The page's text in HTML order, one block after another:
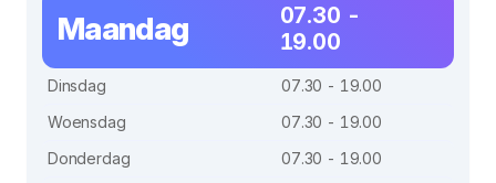
Maandag
07.30 -
19.00
Dinsdag
07.30 - 19.00
Woensdag
07.30 - 19.00
Donderdag
07.30 - 19.00